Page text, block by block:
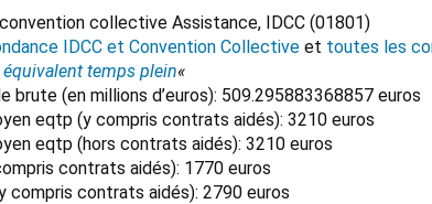
collective Assistance, IDCC (01801)
IDCC et Convention Collective et toutes les
équivalent temps plein«
brute (en millions d’euros): 509.295883368857 euros
eqtp (y compris contrats aidés): 3210 euros
eqtp (hors contrats aidés): 3210 euros
contrats aidés): 1770 euros
compris contrats aidés): 2790 euros